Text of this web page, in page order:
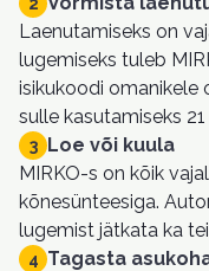
Laenutamiseks on
lugemiseks tuleb
isikukoodi omanikele
sulle kasutamiseks
3 Loe või kuula
MIRKO-s on kõik
kõnesünteesiga.
lugemist jätkata ka
4 Tagasta